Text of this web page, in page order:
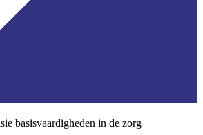
basisvaardigheden in de zorg